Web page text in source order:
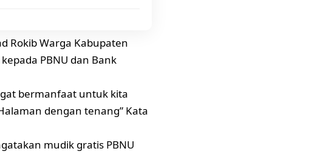
Rokib Warga Kabupaten
PBNU dan Bank
bermanfaat untuk kita
dengan tenang” Kata
mudik gratis PBNU